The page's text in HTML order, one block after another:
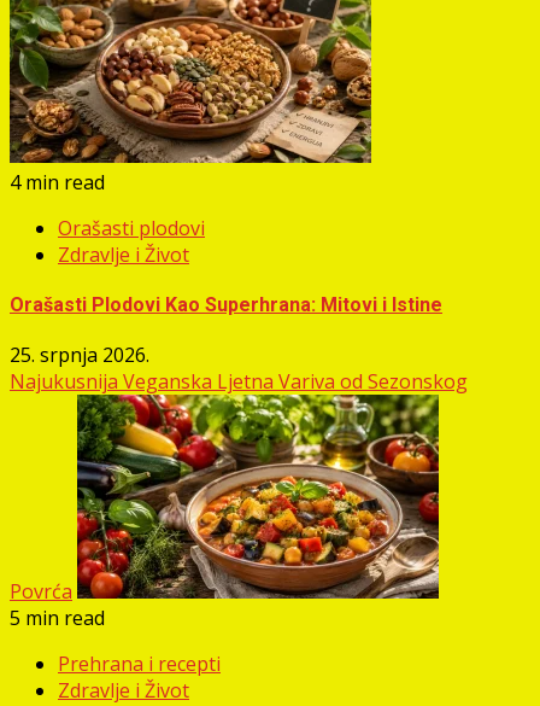
4 min read
Orašasti plodovi
Zdravlje i Život
Orašasti Plodovi Kao Superhrana: Mitovi i Istine
25. srpnja 2026.
Najukusnija Veganska Ljetna Variva od Sezonskog
Povrća
5 min read
Prehrana i recepti
Zdravlje i Život